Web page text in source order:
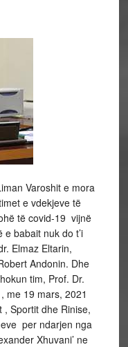
Varoshit e mora
e vdekjeve të
të covid-19 vijnë
babait nuk do t’i
Elmaz Eltarin,
Andonin. Dhe
tim, Prof. Dr.
me 19 mars, 2021
Sportit dhe Rinise,
per ndarjen nga
Xhuvani’ ne